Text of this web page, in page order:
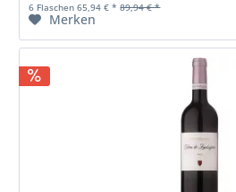
6 Flaschen 65,94 € * 89,94 € *
Merken